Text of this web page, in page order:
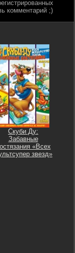
комментарий ;)
Скуби Ду:
Забавные
«Всех
звезд»